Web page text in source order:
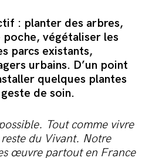
: planter des arbres,
poche, végétaliser les
parcs existants,
urbains. D’un point
quelques plantes
de soin.
Tout comme vivre
du Vivant. Notre
œuvre partout en France